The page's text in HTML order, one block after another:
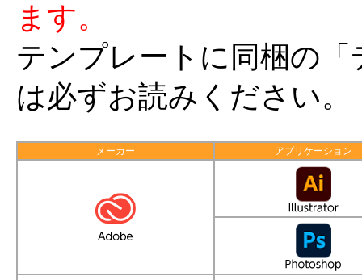
ます。
テンプレートに同梱の「
は必ずお読みください。
メーカー アプリケーション